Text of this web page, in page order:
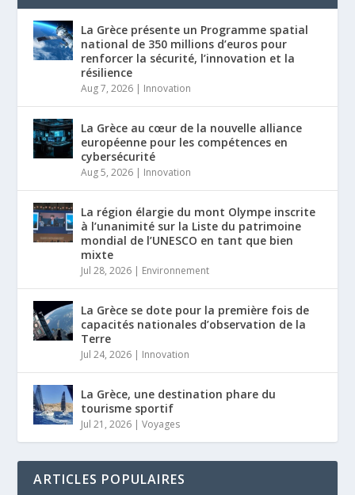
La Grèce présente un Programme spatial
national de 350 millions d’euros pour
renforcer la sécurité, l’innovation et la
résilience
Aug 7, 2026 | Innovation
La Grèce au cœur de la nouvelle alliance
européenne pour les compétences en
cybersécurité
Aug 5, 2026 | Innovation
La région élargie du mont Olympe inscrite
à l’unanimité sur la Liste du patrimoine
mondial de l’UNESCO en tant que bien
mixte
Jul 28, 2026 | Environnement
La Grèce se dote pour la première fois de
capacités nationales d’observation de la
Terre
Jul 24, 2026 | Innovation
La Grèce, une destination phare du
tourisme sportif
Jul 21, 2026 |Voyages
ARTICLES POPULAIRES